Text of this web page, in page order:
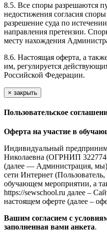
8.5. Все споры разрешаются
недостижения согласия
разрешение суда по
направления претензии.
месту нахождения
8.6. Настоящая оферта, а
им, регулируется
Российской Федерации.
× закрыть
Пользовательское
Оферта на участие в
Индивидуальный
Николаевна (ОГРНИП
(далее — Администрация, мы)
сети Интернет
обучающем мероприятии, а
https://sewschool.ru далее –
настоящем оферте (далее –
Вашим согласием с
заполненная вами анкета.